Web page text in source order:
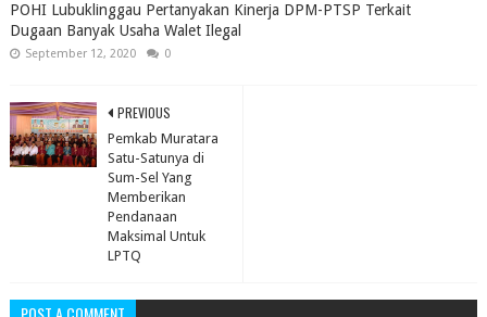
POHI Lubuklinggau Pertanyakan Kinerja DPM-PTSP Terkait
Dugaan Banyak Usaha Walet Ilegal
September 12, 2020 0
PREVIOUS
Pemkab Muratara
Satu-Satunya di
Sum-Sel Yang
Memberikan
Pendanaan
Maksimal Untuk
LPTQ